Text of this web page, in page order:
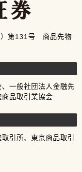
第131号 商品先物
一般社団法人金融先
品取引業協会
引所、東京商品取引